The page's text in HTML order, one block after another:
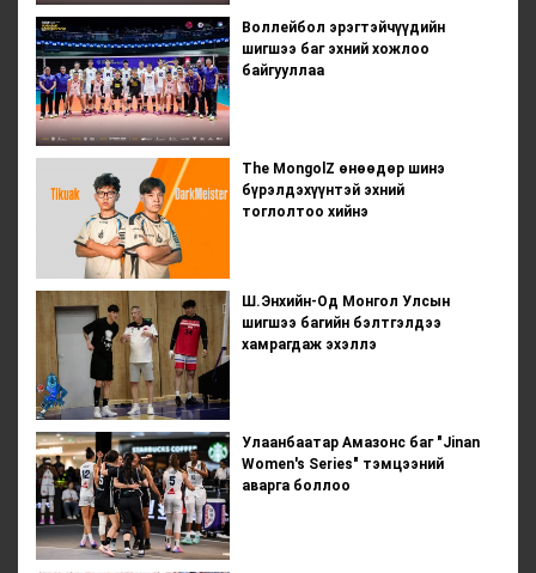
Воллейбол эрэгтэйчүүдийн
шигшээ баг эхний хожлоо
байгууллаа
The MongolZ өнөөдөр шинэ
бүрэлдэхүүнтэй эхний
тоглолтоо хийнэ
Ш.Энхийн-Од Монгол Улсын
шигшээ багийн бэлтгэлдээ
хамрагдаж эхэллэ
Улаанбаатар Амазонс баг "Jinan
Women's Series" тэмцээний
аварга боллоо